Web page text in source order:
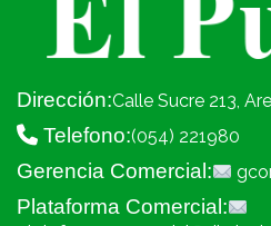
Dirección:Calle Sucre 213,
Telefono:(054) 221980
Gerencia Comercial:
Plataforma Comercial: